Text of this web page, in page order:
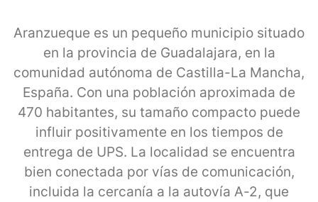
Aranzueque es un pequeño municipio situado
en la provincia de Guadalajara, en la
comunidad autónoma de Castilla-La Mancha,
España. Con una población aproximada de
470 habitantes, su tamaño compacto puede
influir positivamente en los tiempos de
entrega de UPS. La localidad se encuentra
bien conectada por vías de comunicación,
incluida la cercanía a la autovía A-2, que